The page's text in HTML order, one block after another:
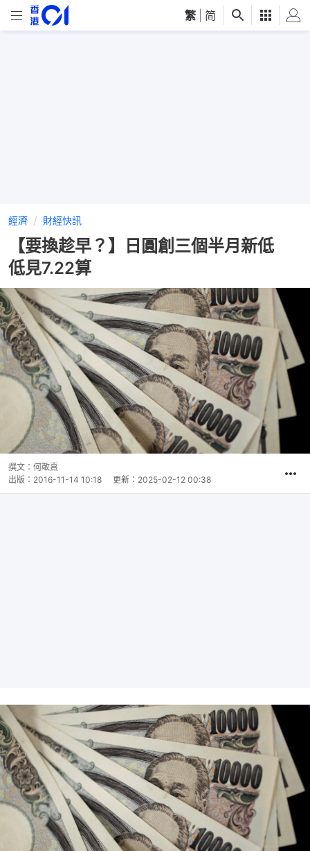
繁 简
經濟 財經快訊
【要換趁早？】日圓創三個半月新低
低見7.22算
撰文： 何敬熹
出版： 2016-11-14 10:18 更新： 2025-02-12 00:38